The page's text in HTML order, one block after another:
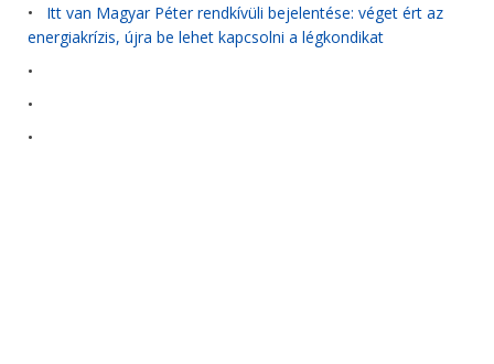
• Itt van Magyar Péter rendkívüli bejelentése: véget ért az
energiakrízis, újra be lehet kapcsolni a légkondikat
•
•
•